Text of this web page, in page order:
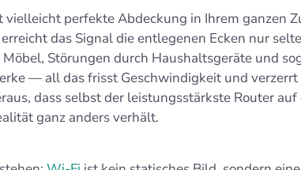
vielleicht perfekte Abdeckung in Ihrem ganzen
das Signal die entlegenen Ecken nur
Störungen durch Haushaltsgeräte und
— all das frisst Geschwindigkeit und verzerrt
dass selbst der leistungsstärkste Router auf
ganz anders verhält.